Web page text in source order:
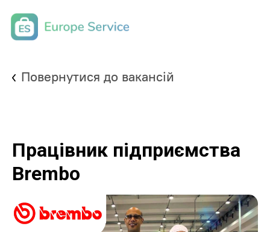
Повернутися до вакансій
Працівник підприємства
Brembo